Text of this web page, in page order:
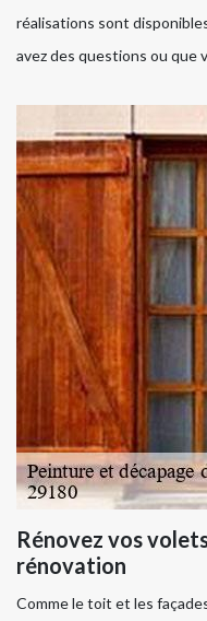
réalisations sont
avez des questions ou que
Rénovez vos
rénovation
Comme le toit et les